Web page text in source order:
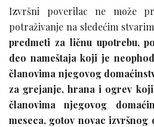
Izvršni poverilac ne može
potraživanje na sledećim
predmeti za ličnu upotrebu,
deo nameštaja koji je
članovima njegovog
za grejanje, hrana i ogrev
članovima njegovog
meseca, gotov novac